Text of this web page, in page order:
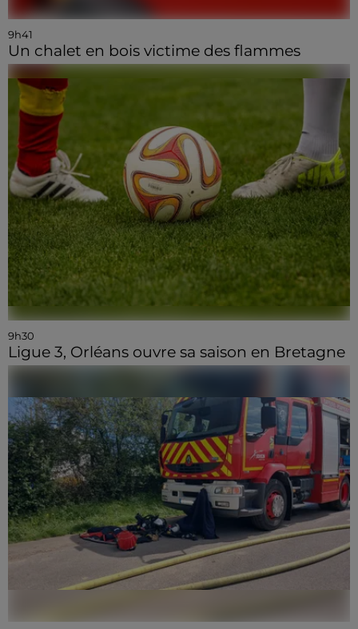
9h41
Un chalet en bois victime des flammes
9h30
Ligue 3, Orléans ouvre sa saison en Bretagne